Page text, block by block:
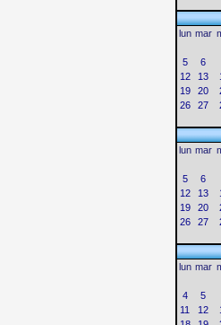
lun mar
5
6
12
13
19
20
26
27
lun mar
5
6
12
13
19
20
26
27
lun mar
4
5
11
12